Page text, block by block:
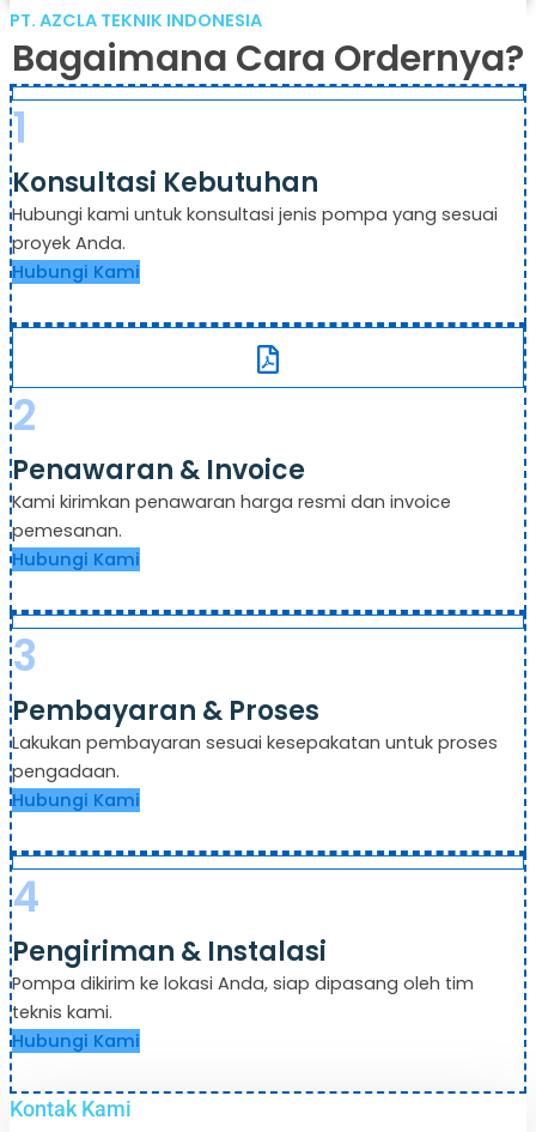
PT. AZCLA TEKNIK INDONESIA
Bagaimana Cara Ordernya?
1
Konsultasi Kebutuhan
Hubungi kami untuk konsultasi jenis pompa yang sesuai
proyek Anda.
Hubungi Kami
2
Penawaran & Invoice
Kami kirimkan penawaran harga resmi dan invoice
pemesanan.
Hubungi Kami
3
Pembayaran & Proses
Lakukan pembayaran sesuai kesepakatan untuk proses
pengadaan.
Hubungi Kami
4
Pengiriman & Instalasi
Pompa dikirim ke lokasi Anda, siap dipasang oleh tim
teknis kami.
Hubungi Kami
Kontak Kami